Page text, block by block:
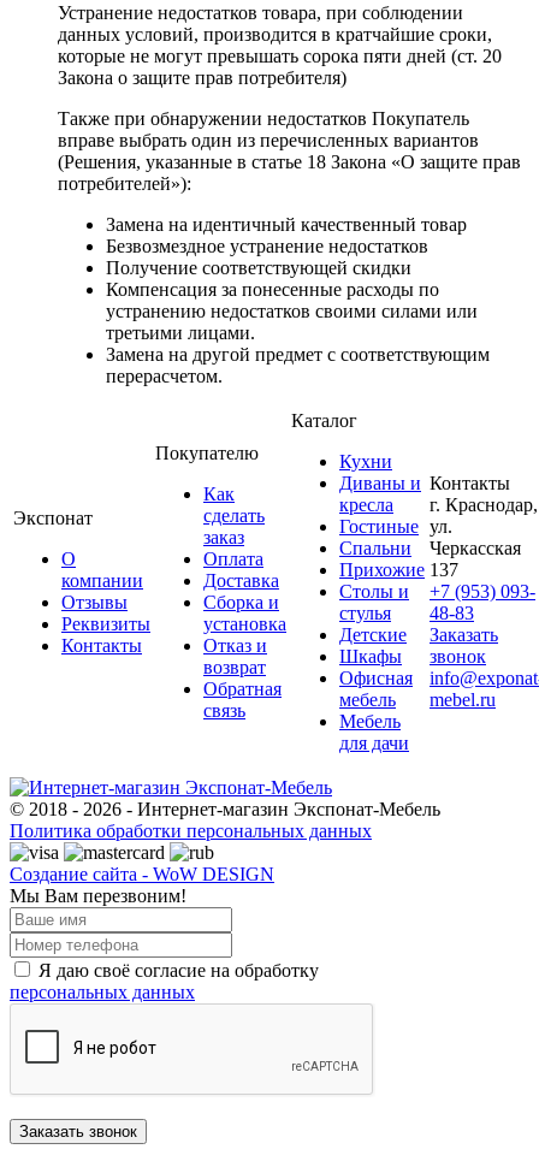
Устранение недостатков товара, при соблюдении
данных условий, производится в кратчайшие сроки,
которые не могут превышать сорока пяти дней (ст. 20
Закона о защите прав потребителя)
Также при обнаружении недостатков Покупатель
вправе выбрать один из перечисленных вариантов
(Решения, указанные в статье 18 Закона «О защите прав
потребителей»):
Замена на идентичный качественный товар
Безвозмездное устранение недостатков
Получение соответствующей скидки
Компенсация за понесенные расходы по
устранению недостатков своими силами или
третьими лицами.
Замена на другой предмет с соответствующим
перерасчетом.
Экспонат
О
компании
Отзывы
Реквизиты
Контакты
Покупателю
Как
сделать
заказ
Оплата
Доставка
Сборка и
установка
Отказ и
возврат
Обратная
связь
Каталог
Кухни
Диваны и
кресла
Гостиные
Спальни
Прихожие
Столы и
стулья
Детские
Шкафы
Офисная
мебель
Мебель
для дачи
Контакты
г. Краснодар,
ул.
Черкасская
137
+7 (953) 093-
48-83
Заказать
звонок
mebel.ru
© 2018 - 2026 - Интернет-магазин Экспонат-Мебель
Политика обработки персональных данных
Создание сайта - WoW DESIGN
Мы Вам перезвоним!
Я даю своё согласие на обработку
персональных данных